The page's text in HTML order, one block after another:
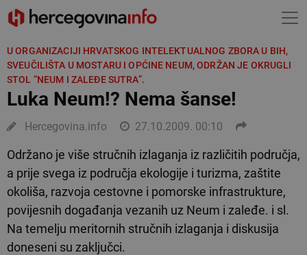
U ORGANIZACIJI HRVATSKOG INTELEKTUALNOG ZBORA U BIH,
SVEUČILIŠTA U MOSTARU I OPĆINE NEUM, ODRŽAN JE OKRUGLI
STOL “NEUM I ZALEĐE SUTRA”.
Luka Neum!? Nema šanse!
Hercegovina.info 27.10.2009. 00:10
Održano je više stručnih izlaganja iz različitih područja,
a prije svega iz područja ekologije i turizma, zaštite
okoliša, razvoja cestovne i pomorske infrastrukture,
povijesnih događanja vezanih uz Neum i zaleđe. i sl.
Na temelju meritornih stručnih izlaganja i diskusija
doneseni su zaključci.